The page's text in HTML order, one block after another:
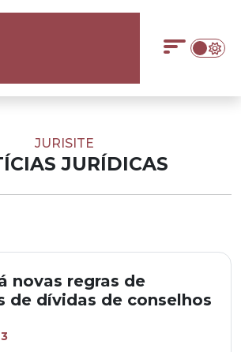
JURISITE
JURÍDICAS
novas regras de
de dívidas de conselhos